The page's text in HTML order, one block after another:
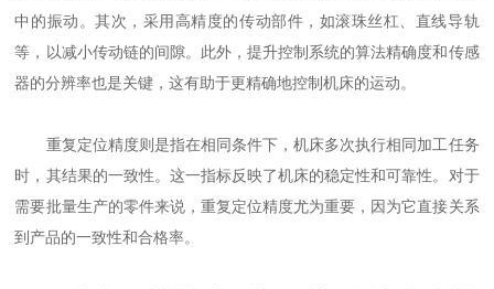
中的振动。其次，采用高精度的传动部件，如滚珠丝杠、直线导轨
等，以减小传动链的间隙。此外，提升控制系统的算法精确度和传感
器的分辨率也是关键，这有助于更精确地控制机床的运动。
重复定位精度则是指在相同条件下，机床多次执行相同加工任务
时，其结果的一致性。这一指标反映了机床的稳定性和可靠性。对于
需要批量生产的零件来说，重复定位精度尤为重要，因为它直接关系
到产品的一致性和合格率。